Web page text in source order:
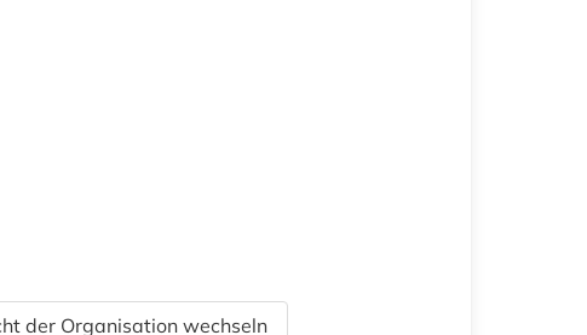
der Organisation wechseln